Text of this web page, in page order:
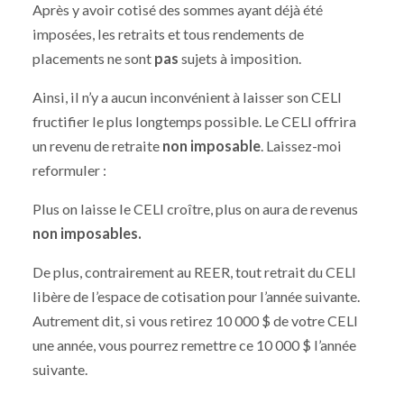
Après y avoir cotisé des sommes ayant déjà été
imposées, les retraits et tous rendements de
placements ne sont pas sujets à imposition.
Ainsi, il n’y a aucun inconvénient à laisser son CELI
fructifier le plus longtemps possible. Le CELI offrira
un revenu de retraite non imposable. Laissez-moi
reformuler :
Plus on laisse le CELI croître, plus on aura de revenus
non imposables.
De plus, contrairement au REER, tout retrait du CELI
libère de l’espace de cotisation pour l’année suivante.
Autrement dit, si vous retirez 10 000 $ de votre CELI
une année, vous pourrez remettre ce 10 000 $ l’année
suivante.